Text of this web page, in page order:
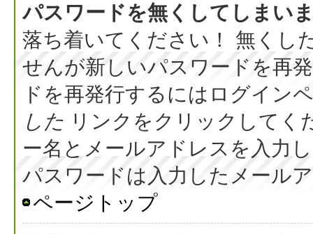
パスワードを無くしてしまい
落ち着いてください！ 無くし
せんが新しいパスワードを再
ドを再発行するにはログイン
した リンクをクリックしてく
ー名とメールアドレスを入力
パスワードは入力したメール
ページトップ